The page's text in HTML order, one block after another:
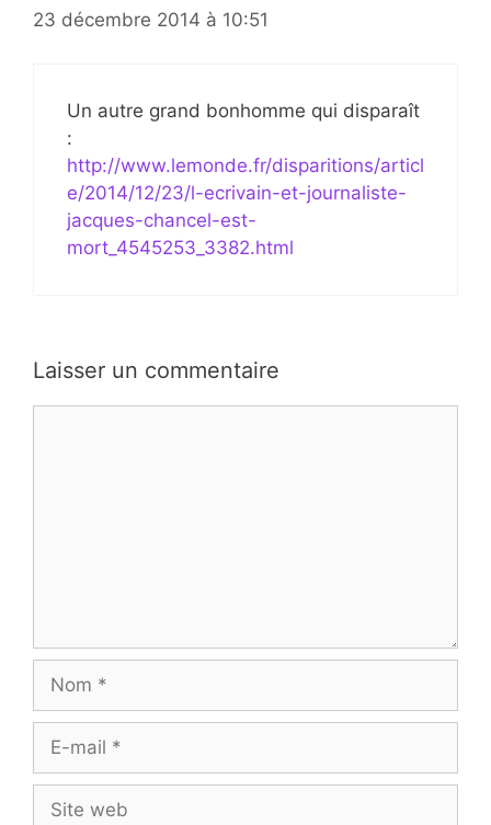
23 décembre 2014 à 10:51
Un autre grand bonhomme qui disparaît
:
http://www.lemonde.fr/disparitions/articl
e/2014/12/23/l-ecrivain-et-journaliste-
jacques-chancel-est-
mort_4545253_3382.html
Laisser un commentaire
mail